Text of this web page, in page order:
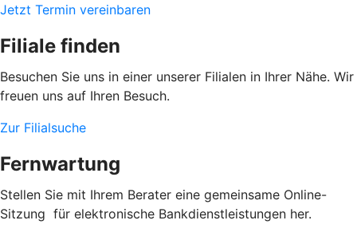
Jetzt Termin vereinbaren
Filiale finden
Besuchen Sie uns in einer unserer Filialen in Ihrer Nähe. Wir
freuen uns auf Ihren Besuch.
Zur Filialsuche
Fernwartung
Stellen Sie mit Ihrem Berater eine gemeinsame Online-
Sitzung für elektronische Bankdienstleistungen her.